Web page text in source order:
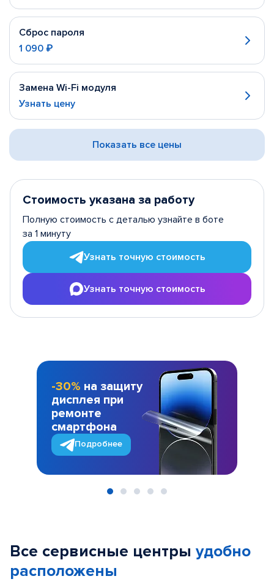
Сброс пароля
1 090 ₽
Замена Wi-Fi модуля
Узнать цену
Показать все цены
Стоимость указана за работу
Полную стоимость с деталью узнайте в боте
за 1 минуту
Узнать точную стоимость
Узнать точную стоимость
-30% на защиту
дисплея при
ремонте
смартфона
Подробнее
Все сервисные центры удобно
расположены